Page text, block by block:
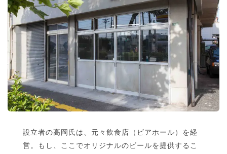
設立者の高岡氏は、元々飲食店（ビアホール）を経
営。もし、ここでオリジナルのビールを提供するこ